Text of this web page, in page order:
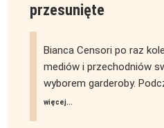
przesunięte
Bianca Censori po raz
mediów i przechodniów
wyborem garderoby.
więcej...